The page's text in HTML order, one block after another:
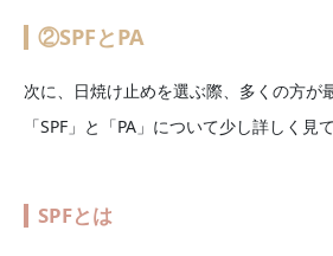
②SPFとPA
次に、日焼け止めを選ぶ際、多くの方が
「SPF」と「PA」について少し詳しく見
SPFとは